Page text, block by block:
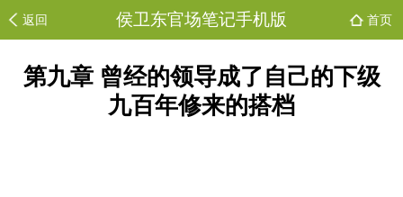
返回 侯卫东官场笔记手机版 首页
第九章 曾经的领导成了自己的下级
九百年修来的搭档